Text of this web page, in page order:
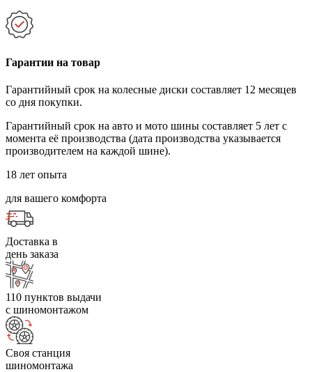
Гарантии на товар
Гарантийный срок на колесные диски составляет 12 месяцев
со дня покупки.
Гарантийный срок на авто и мото шины составляет 5 лет с
момента её производства (дата производства указывается
производителем на каждой шине).
18 лет опыта
для вашего комфорта
Доставка в
день заказа
110 пунктов выдачи
с шиномонтажом
Своя станция
шиномонтажа